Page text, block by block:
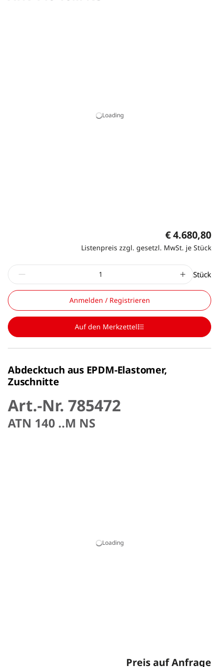
Loading
€ 4.680,80
Listenpreis zzgl. gesetzl. MwSt. je Stück
Stück
Anmelden / Registrieren
Auf den Merkzettel
Abdecktuch aus EPDM-Elastomer,
Zuschnitte
Art.-Nr. 785472
ATN 140 ..M NS
Loading
Preis auf Anfrage